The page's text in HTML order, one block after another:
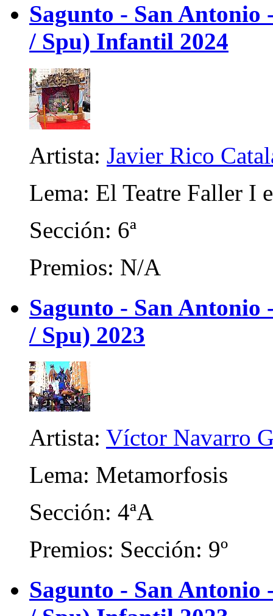
Sagunto - San
/ Spu) Infantil 2024
Artista: Javier Rico
Lema: El Teatre Faller I
Sección: 6ª
Premios: N/A
Sagunto - San
/ Spu) 2023
Artista: Víctor Navarro
Lema: Metamorfosis
Sección: 4ªA
Premios: Sección: 9º
Sagunto - San